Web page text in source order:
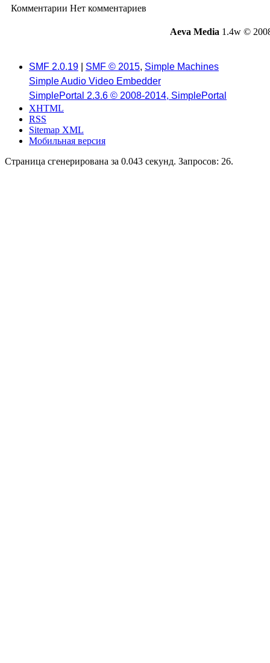
Комментарии Нет комментариев
Aeva Media 1.4w ©
SMF 2.0.19 SMF © 2015, Simple Machines
Simple Audio Video Embedder
SimplePortal 2.3.6 © 2008-2014, SimplePortal
XHTML
RSS
Sitemap XML
Мобильная версия
Страница сгенерирована за 0.043 секунд. Запросов: 26.